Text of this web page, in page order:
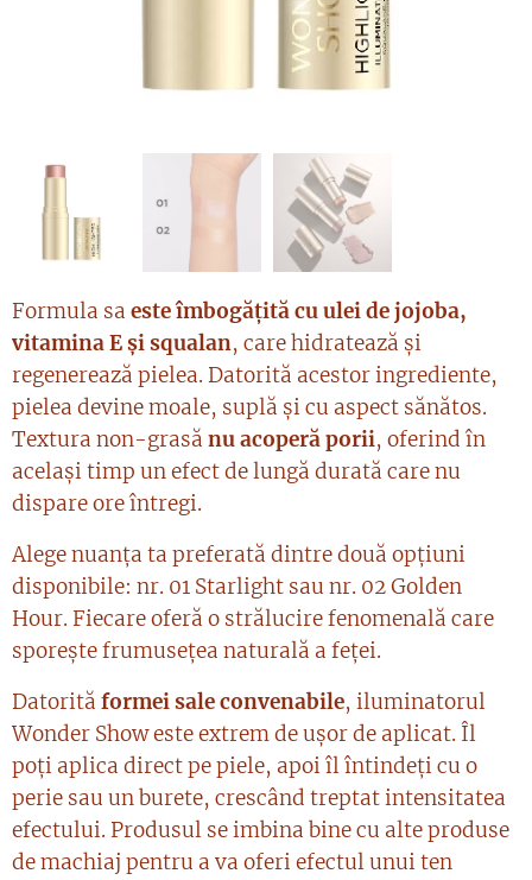
Formula sa este îmbogățită cu ulei de jojoba,
vitamina E și squalan, care hidratează și
regenerează pielea. Datorită acestor ingrediente,
pielea devine moale, suplă și cu aspect sănătos.
Textura non-grasă nu acoperă porii, oferind în
același timp un efect de lungă durată care nu
dispare ore întregi.
Alege nuanța ta preferată dintre două opțiuni
disponibile: nr. 01 Starlight sau nr. 02 Golden
Hour. Fiecare oferă o strălucire fenomenală care
sporește frumusețea naturală a feței.
Datorită formei sale convenabile, iluminatorul
Wonder Show este extrem de ușor de aplicat. Îl
poți aplica direct pe piele, apoi îl întindeți cu o
perie sau un burete, crescând treptat intensitatea
efectului. Produsul se imbina bine cu alte produse
de machiaj pentru a va oferi efectul unui ten